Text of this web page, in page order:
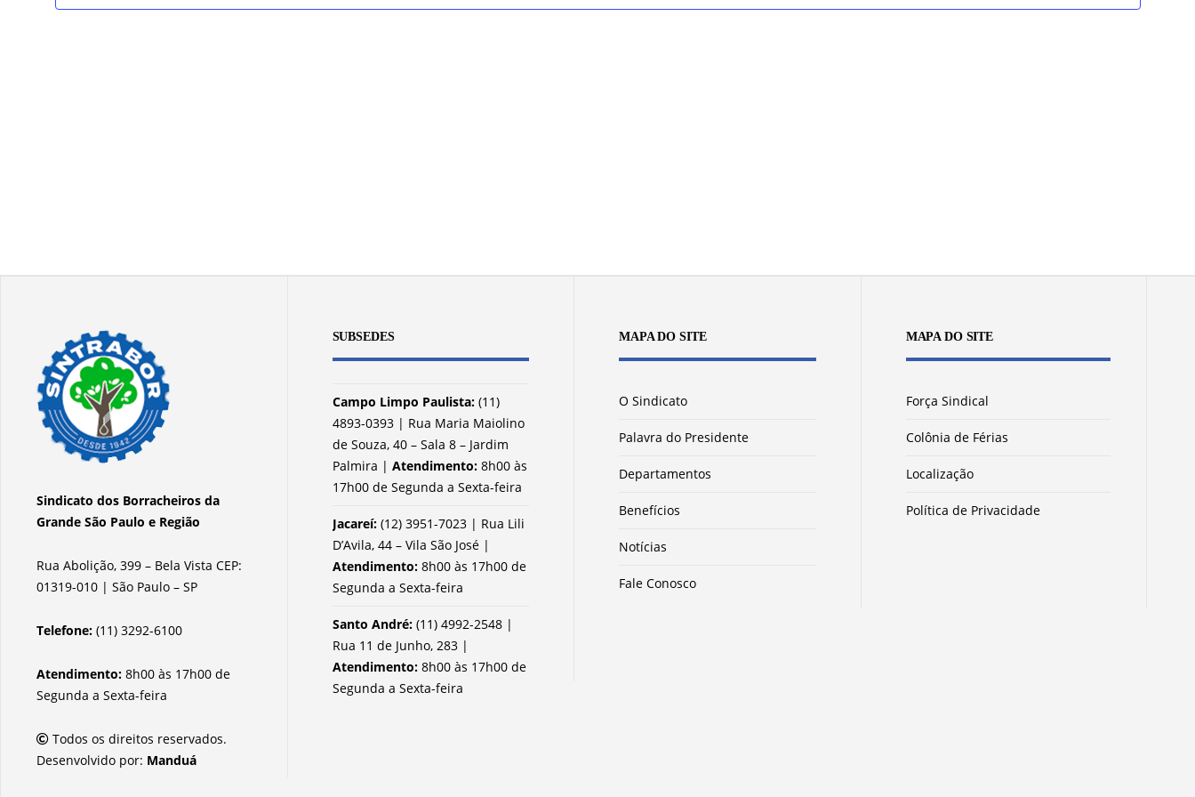
visuais
Sindicato dos Borracheiros da
Grande São Paulo e Região
Rua Abolição, 399 – Bela Vista CEP:
01319-010 | São Paulo – SP
Telefone: (11) 3292-6100
Atendimento: 8h00 às 17h00 de
Segunda a Sexta-feira
Todos os direitos reservados.
Desenvolvido por: Manduá
SUBSEDES
Campo Limpo Paulista:(11)
4893-0393 | Rua Maria Maiolino
de Souza, 40 – Sala 8 – Jardim
Palmira | Atendimento: 8h00 às
17h00 de Segunda a Sexta-feira
Jacareí:(12) 3951-7023 | Rua Lili
D’Avila, 44 – Vila São José |
Atendimento: 8h00 às 17h00 de
Segunda a Sexta-feira
Santo André: (11) 4992-2548 |
Rua 11 de Junho, 283 |
Atendimento: 8h00 às 17h00 de
Segunda a Sexta-feira
MAPA DO SITE
O Sindicato
Palavra do Presidente
Departamentos
Benefícios
Notícias
Fale Conosco
MAPA DO SITE
Força Sindical
Colônia de Férias
Localização
Política de Privacidade